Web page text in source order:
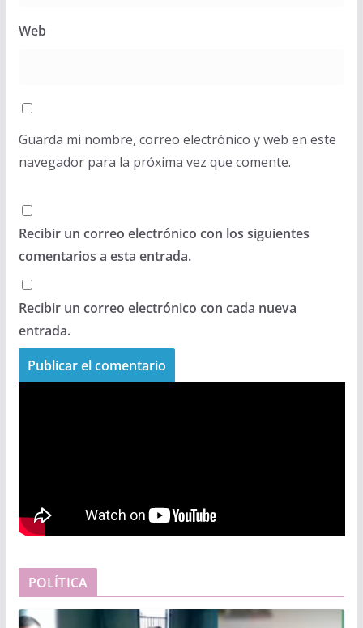
Web
Guarda mi nombre, correo electrónico y web en este
navegador para la próxima vez que comente.
Recibir un correo electrónico con los siguientes
comentarios a esta entrada.
Recibir un correo electrónico con cada nueva
entrada.
POLÍTICA